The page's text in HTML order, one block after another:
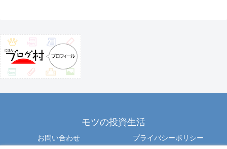
モツの投資生活
お問い合わせ プライバシーポリシー